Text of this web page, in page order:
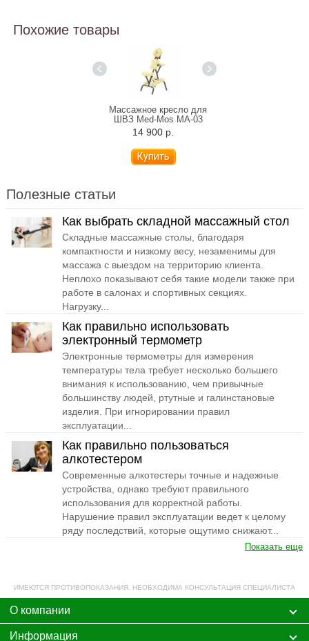
Похожие товары
Массажное кресло для
ШВЗ Med-Mos MA-03
(МСТ-3СЛ) (СТ-1ШСА)
14 900 р.
Полезные статьи
Как выбрать складной массажный стол
Складные массажные столы, благодаря
компактности и низкому весу, незаменимы для
массажа с выездом на территорию клиента.
Неплохо показывают себя такие модели также при
работе в салонах и спортивных секциях.
Нагрузку...
Как правильно использовать
электронный термометр
Электронные термометры для измерения
температуры тела требует несколько большего
внимания к использованию, чем привычные
большинству людей, ртутные и галинстановые
изделия. При игнорировании правил
эксплуатации...
Как правильно пользоваться
алкотестером
Современные алкотестеры точные и надежные
устройства, однако требуют правильного
использования для корректной работы.
Нарушение правил эксплуатации ведет к целому
ряду последствий, которые ощутимо снижают...
Показать еще
ИМЕЮТСЯ ПРОТИВОПОКАЗАНИЯ. НЕОБХОДИМА КОНСУЛЬТАЦИЯ СПЕЦИАЛИСТА
О компании
Информация